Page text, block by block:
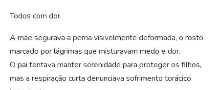
Todos com dor.
A mãe segurava a perna visivelmente deformada, o rosto
marcado por lágrimas que misturavam medo e dor.
O pai tentava manter serenidade para proteger os filhos,
mas a respiração curta denunciava sofrimento torácico